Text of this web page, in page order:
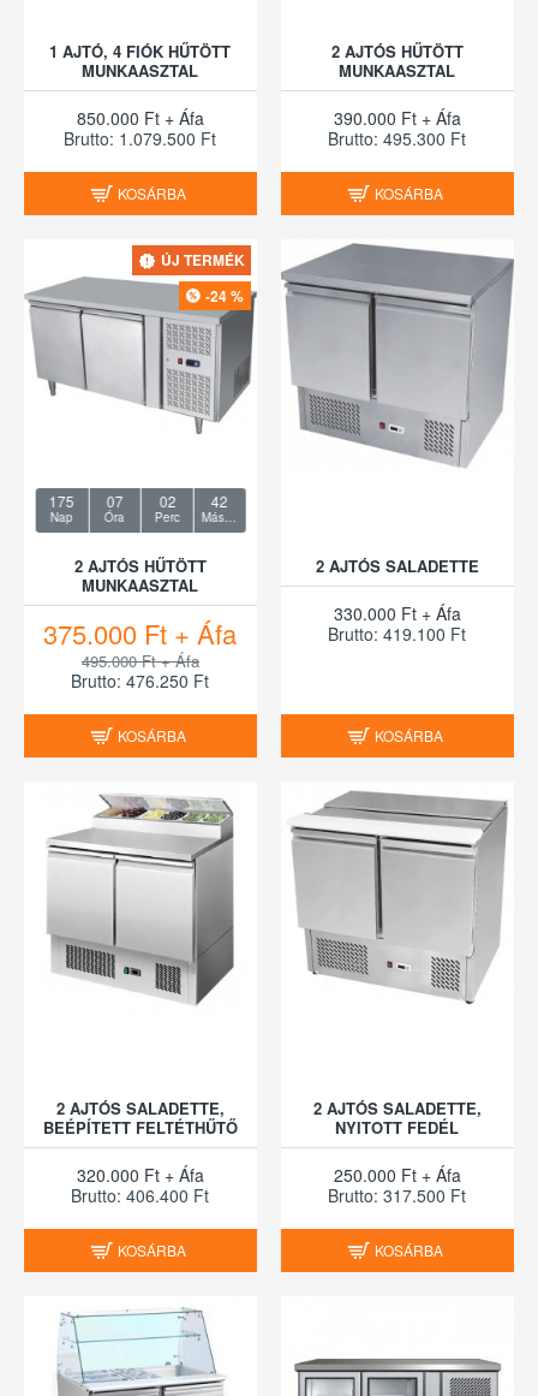
1 AJTÓ, 4 FIÓK HŰTÖTT
MUNKAASZTAL
850.000 Ft + Áfa
Brutto: 1.079.500 Ft
KOSÁRBA
2 AJTÓS HŰTÖTT
MUNKAASZTAL
390.000 Ft + Áfa
Brutto: 495.300 Ft
KOSÁRBA
ÚJ TERMÉK
-24 %
175
Nap
07
Óra
02
Perc
42
Másodperc
2 AJTÓS HŰTÖTT
MUNKAASZTAL
375.000 Ft + Áfa
495.000 Ft + Áfa
Brutto: 476.250 Ft
KOSÁRBA
2 AJTÓS SALADETTE
330.000 Ft + Áfa
Brutto: 419.100 Ft
KOSÁRBA
2 AJTÓS SALADETTE,
BEÉPÍTETT FELTÉTHŰTŐ
320.000 Ft + Áfa
Brutto: 406.400 Ft
KOSÁRBA
2 AJTÓS SALADETTE,
NYITOTT FEDÉL
250.000 Ft + Áfa
Brutto: 317.500 Ft
KOSÁRBA